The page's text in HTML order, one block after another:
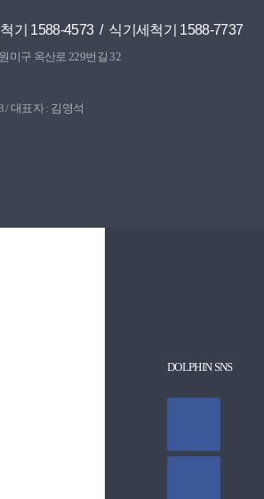
기 1588-4573 / 식기세척기 1588-7737
미구 옥산로 229번길 32
/ 대표자 : 김영석
DOLPHIN SNS